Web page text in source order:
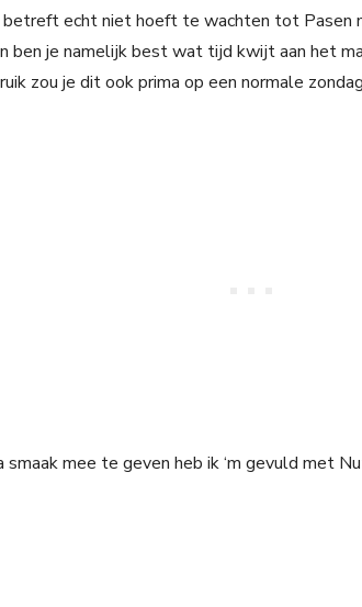
echt niet hoeft te wachten tot Pasen
ben je namelijk best wat tijd kwijt aan het
zou je dit ook prima op een normale
mee te geven heb ik ‘m gevuld met